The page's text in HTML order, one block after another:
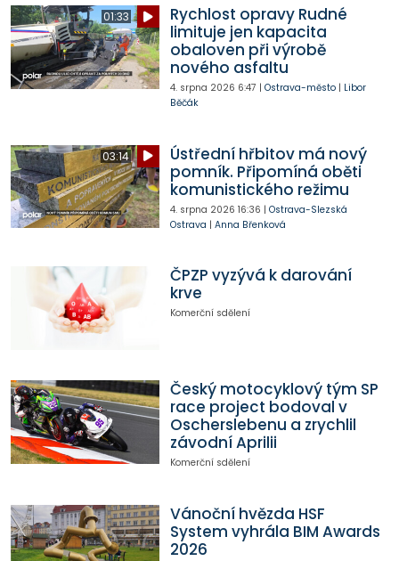
01:33
Rychlost opravy Rudné
limituje jen kapacita
obaloven při výrobě
nového asfaltu
4. srpna 2026 6:47 | Ostrava-město| Libor
Běčák
03:14
Ústřední hřbitov má nový
pomník. Připomíná oběti
komunistického režimu
4. srpna 2026 16:36 | Ostrava-Slezská
Ostrava | Anna Břenková
ČPZP vyzývá k darování
krve
Komerční sdělení
Český motocyklový tým SP
race project bodoval v
Oscherslebenu a zrychlil
závodní Aprilii
Komerční sdělení
Vánoční hvězda HSF
System vyhrála BIM Awards
2026